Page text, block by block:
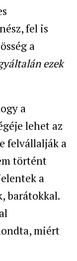
fel is
a
ezek
a
lehet az
felvállalják a
történt
a
barátokkal.
miért